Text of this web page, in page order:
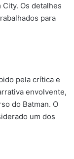
Os detalhes
para
pela crítica e
envolvente,
do Batman. O
um dos